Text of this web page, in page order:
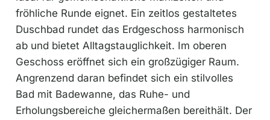
fröhliche Runde eignet. Ein zeitlos gestaltetes
Duschbad rundet das Erdgeschoss harmonisch
ab und bietet Alltagstauglichkeit. Im oberen
Geschoss eröffnet sich ein großzügiger Raum.
Angrenzend daran befindet sich ein stilvolles
Bad mit Badewanne, das Ruhe- und
Erholungsbereiche gleichermaßen bereithält. Der